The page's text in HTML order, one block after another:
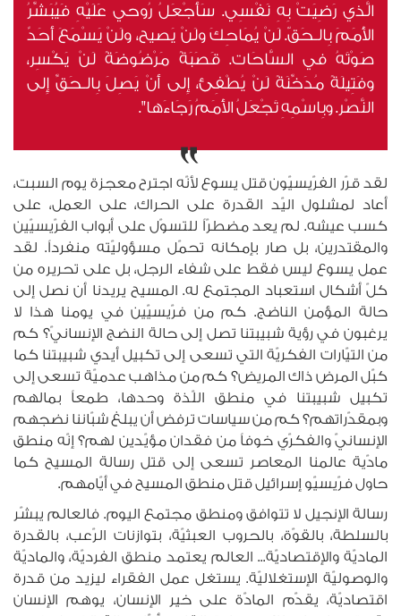
الَّذي رَضِيَتْ بِهِ نَفْسِي. سَأَجْعَلُ رُوحي عَلَيْهِ فَيُبَشِّرُ
الأُمَمَ بِالـحَقّ. لَنْ يُمَاحِكَ ولَنْ يَصيح، ولَنْ يَسْمَعَ أَحَدٌ
صَوْتَهُ في السَّاحَات. قَصَبَةً مَرْضُوضَةً لَنْ يَكْسِر،
وفَتِيلَةً مُدَخِّنَةً لَنْ يُطْفِئ، إِلى أَنْ يَصِلَ بِالـحَقِّ إِلى
النَّصْر. وبِاسْمِهِ تَجْعَلُ الأُمَمُ رَجَاءَها".
لقد قرّر الفرّيسيّون قتل يسوع لأنّه اجترح معجزة يوم السبت،
أعاد لمشلول اليّد القدرة على الحراك، على العمل، على
كسب عيشه. لم يعد مضطرّاً للتسوّل على أبواب الفرّيسيّين
والمقتدرين، بل صار بإمكانه تحمّل مسؤوليّته منفرداً. لقد
عمل يسوع ليس فقط على شفاء الرجل، بل على تحريره من
كلّ أشكال استعباد المجتمع له. المسيح يريدنا أن نصل إلى
حالة المؤمن الناضج. كم من فرّيسيّين في يومنا هذا لا
يرغبون في رؤية شبيبتنا تصل إلى حالة النضج الإنسانيّ؟ كم
من التيّارات الفكريّة التي تسعى إلى تكبيل أيدي شبيبتنا كما
كبّل المرض ذاك المريض؟ كم من مذاهب عدميّة تسعى إلى
تكبيل شبيبتنا في منطق اللّذة وحدها، طمعاً بمالهم
وبمقدّراتهم؟ كم من سياسات ترفض أن يبلغ شبّاننا نضجهم
الإنسانيّ والفكرّي خوفاً من فقدان مؤيّدين لهم؟ إنّه منطق
مادّية عالمنا المعاصر تسعى إلى قتل رسالة المسيح كما
حاول فرّيسيّو إسرائيل قتل منطق المسيح في أيّامهم.
رسالة الإنجيل لا تتوافق ومنطق مجتمع اليوم. فالعالم يبشّر
بالسلطة، بالقوّة، بالحروب العبثيّة، بتوازنات الرّعب، بالقدرة
الماديّة والإقتصاديّة... العالم يعتمد منطق الفرديّة، والماديّة
والوصوليّة الإستغلاليّة. يستغل عمل الفقراء ليزيد من قدرة
اقتصاديّة، يقدّم المادّة على خير الإنسان، يوهم الإنسان